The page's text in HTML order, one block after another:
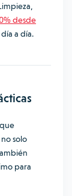
desde
a día.
solo
para